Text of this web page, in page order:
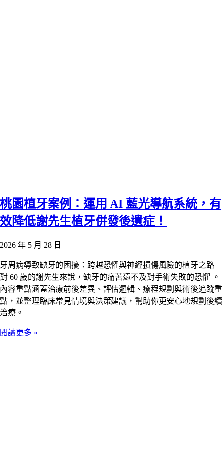
桃園植牙案例：運用 AI 藍光導航系統，有
效降低謝先生植牙併發後遺症！
2026 年 5 月 28 日
牙周病導致缺牙的困擾：跨越恐懼與神經損傷風險的植牙之路
對 60 歲的謝先生來說，缺牙的痛苦遠不及對手術失敗的恐懼 。
內容重點涵蓋治療前後差異、評估邏輯、療程規劃與術後追蹤重
點，並整理臨床常見情境與決策建議，幫助你更安心地規劃後續
治療。
閱讀更多 »